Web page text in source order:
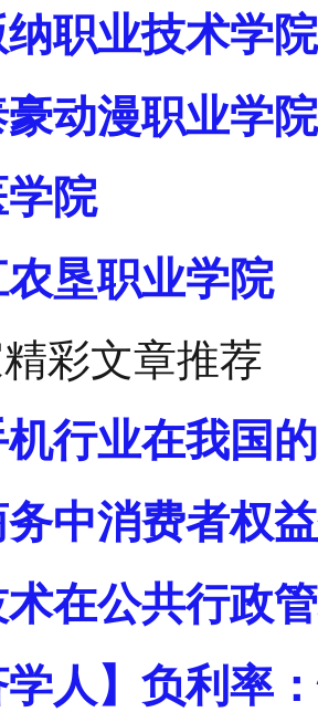
职业技术学院
动漫职业学院
院
垦职业学院
彩文章推荐
机行业在我国
中消费者权
在公共行政
学人】负利率